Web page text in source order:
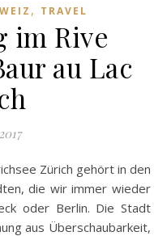
, TRAVEL
im Rive
au Lac
die wir immer wieder
oder Berlin. Die Stadt
aus Überschaubarkeit,